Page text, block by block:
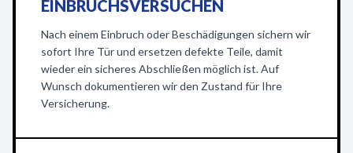
EINBRUCHSVERSUCHEN
Nach einem Einbruch oder Beschädigungen sichern wir
sofort Ihre Tür und ersetzen defekte Teile, damit
wieder ein sicheres Abschließen möglich ist. Auf
Wunsch dokumentieren wir den Zustand für Ihre
Versicherung.